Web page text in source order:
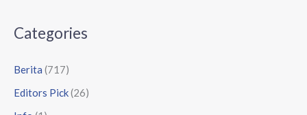
Categories
Berita (717)
Editors Pick(26)